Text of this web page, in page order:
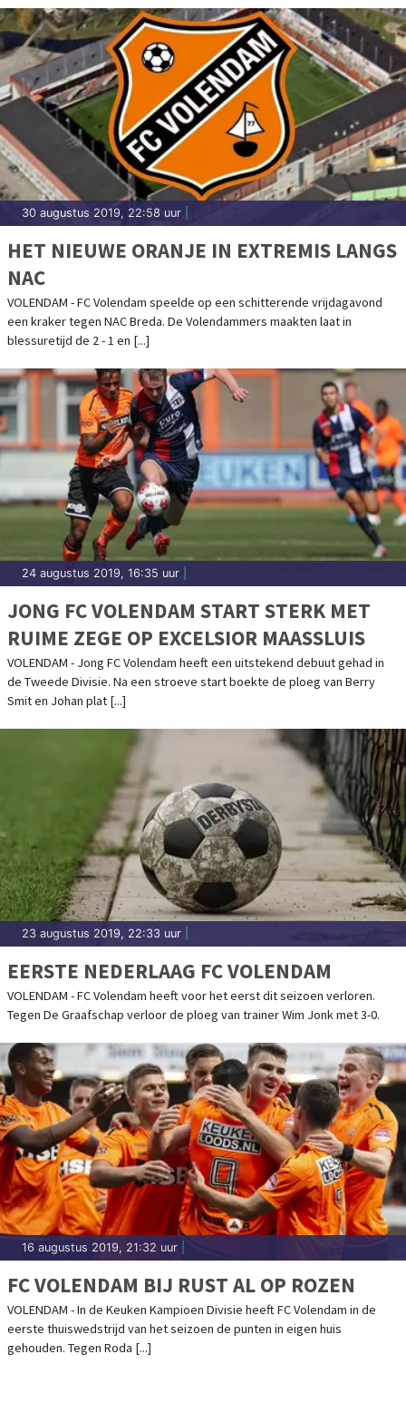
30 augustus 2019, 22:58 uur
HET NIEUWE ORANJE IN EXTREMIS LANGS
NAC
VOLENDAM - FC Volendam speelde op een schitterende vrijdagavond
een kraker tegen NAC Breda. De Volendammers maakten laat in
blessuretijd de 2 - 1 en [...]
24 augustus 2019, 16:35 uur
JONG FC VOLENDAM START STERK MET
RUIME ZEGE OP EXCELSIOR MAASSLUIS
VOLENDAM - Jong FC Volendam heeft een uitstekend debuut gehad in
de Tweede Divisie. Na een stroeve start boekte de ploeg van Berry
Smit en Johan plat [...]
23 augustus 2019, 22:33 uur
EERSTE NEDERLAAG FC VOLENDAM
VOLENDAM - FC Volendam heeft voor het eerst dit seizoen verloren.
Tegen De Graafschap verloor de ploeg van trainer Wim Jonk met 3-0.
16 augustus 2019, 21:32 uur
FC VOLENDAM BIJ RUST AL OP ROZEN
VOLENDAM - In de Keuken Kampioen Divisie heeft FC Volendam in de
eerste thuiswedstrijd van het seizoen de punten in eigen huis
gehouden. Tegen Roda [...]